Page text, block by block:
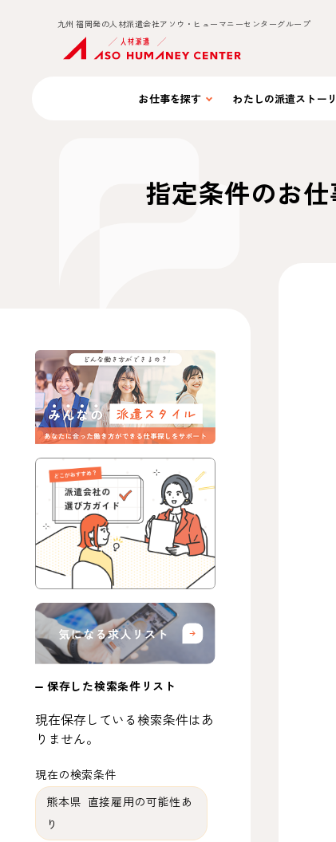
九州 福岡発の人材派遣会社アソウ・ヒューマニーセンターグループ
お仕事を探す わたしの派遣ストー
指定条件のお
保存した検索条件リスト
現在保存している検索条件はあ
りません。
現在の検索条件
熊本県 直接雇用の可能性あ
り